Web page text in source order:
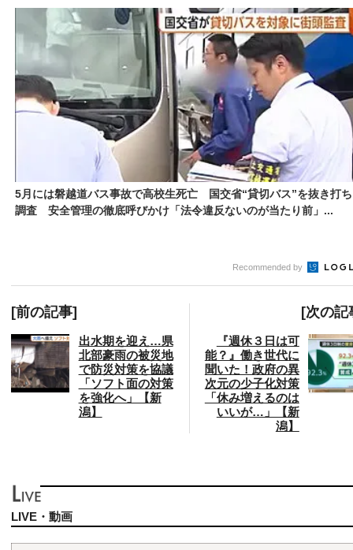
5月には磐越道バス事故で高校生死亡 国交省“貸切バス”を抜き打ち
調査 安全管理の徹底呼びかけ「法令違反ないのが当たり前」...
Recommended by
[前の記事]
出水期を迎え…県
北部豪雨の被災地
で防災対策を協議
「ソフト面の対策
を強化へ」【新
潟】
[次の記
『週休３日は可
能？』働き世代に
聞いた！政府の異
次元の少子化対策
「休み増えるのは
いいが…」【新
潟】
LIVE・動画